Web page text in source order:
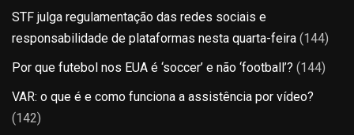
STF julga regulamentação das redes sociais e
responsabilidade de plataformas nesta quarta-feira (144)
Por que futebol nos EUA é ‘soccer’ e não ‘football’? (144)
VAR: o que é e como funciona a assistência por vídeo?
(142)